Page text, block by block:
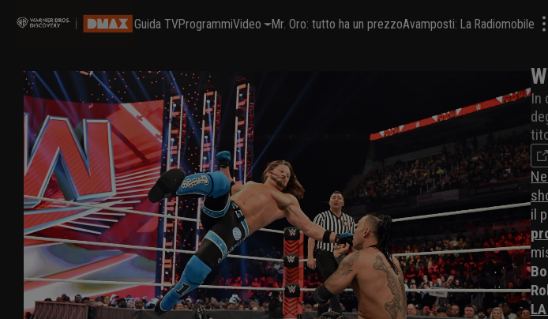
Guida TVProgrammiVideo Mr. Oro: tutto ha un prezzoAvamposti: La Radiomobile
In
il